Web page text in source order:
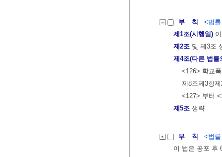
부 칙
<법
제1조(시행일)
제2조 및 제3조
제4조(다른 법률
<126> 학교
제8조제3항
<127> 부터
제5조 생략
부 칙
<법
이 법은 공포 후